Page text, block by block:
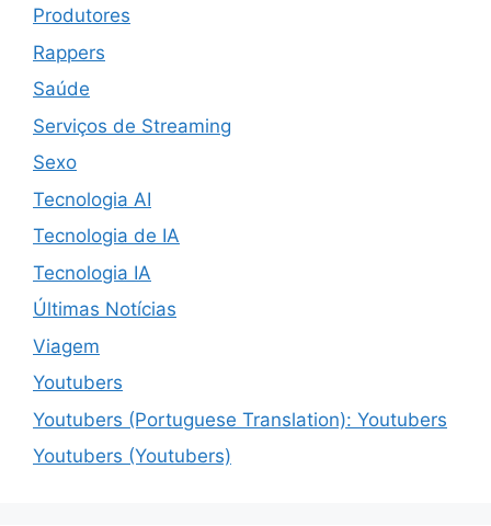
Produtores
Rappers
Saúde
Serviços de Streaming
Sexo
Tecnologia AI
Tecnologia de IA
Tecnologia IA
Últimas Notícias
Viagem
Youtubers
Youtubers (Portuguese Translation): Youtubers
Youtubers (Youtubers)